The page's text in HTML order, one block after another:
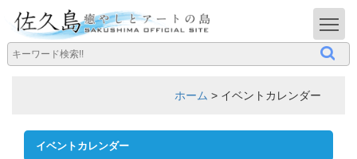
ホーム > イベントカレンダー
イベントカレンダー